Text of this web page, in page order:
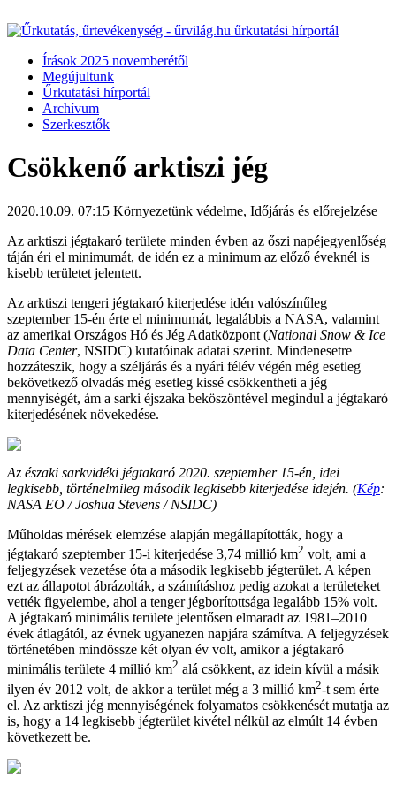
Írások 2025 novemberétől
Megújultunk
Űrkutatási hírportál
Archívum
Szerkesztők
Csökkenő arktiszi jég
2020.10.09. 07:15 Környezetünk védelme, Időjárás és előrejelzése
Az arktiszi jégtakaró területe minden évben az őszi napéjegyenlőség
táján éri el minimumát, de idén ez a minimum az előző éveknél is
kisebb területet jelentett.
Az arktiszi tengeri jégtakaró kiterjedése idén valószínűleg
szeptember 15-én érte el minimumát, legalábbis a NASA, valamint
az amerikai Országos Hó és Jég Adatközpont (National Snow & Ice
Data Center, NSIDC) kutatóinak adatai szerint. Mindenesetre
hozzáteszik, hogy a széljárás és a nyári félév végén még esetleg
bekövetkező olvadás még esetleg kissé csökkentheti a jég
mennyiségét, ám a sarki éjszaka beköszöntével megindul a jégtakaró
kiterjedésének növekedése.
Az északi sarkvidéki jégtakaró 2020. szeptember 15-én, idei
legkisebb, történelmileg második legkisebb kiterjedése idején. (Kép:
NASA EO / Joshua Stevens / NSIDC)
Műholdas mérések elemzése alapján megállapították, hogy a
jégtakaró szeptember 15-i kiterjedése 3,74 millió km2 volt, ami a
feljegyzések vezetése óta a második legkisebb jégterület. A képen
ezt az állapotot ábrázolták, a számításhoz pedig azokat a területeket
vették figyelembe, ahol a tenger jégborítottsága legalább 15% volt.
A jégtakaró minimális területe jelentősen elmaradt az 1981–2010
évek átlagától, az évnek ugyanezen napjára számítva. A feljegyzések
történetében mindössze két olyan év volt, amikor a jégtakaró
minimális területe 4 millió km2 alá csökkent, az idein kívül a másik
ilyen év 2012 volt, de akkor a terület még a 3 millió km2-t sem érte
el. Az arktiszi jég mennyiségének folyamatos csökkenését mutatja az
is, hogy a 14 legkisebb jégterület kivétel nélkül az elmúlt 14 évben
következett be.